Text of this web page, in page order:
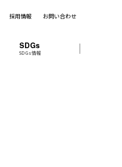
採用情報 お問い合わせ
SDGs
SDGs情報